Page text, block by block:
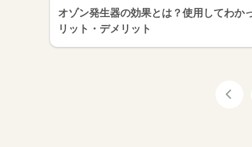
オゾン発生器の効果とは？使用してわか
リット・デメリット